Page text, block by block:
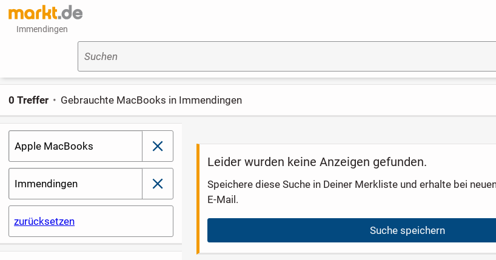
Immendingen
Suchen
Apple MacBooks schließen
Immendingen schließen
zurücksetzen
0 Treffer Gebrauchte MacBooks in Immendingen
Leider wurden keine Anzeigen gefunden.
Speichere diese Suche in Deiner Merkliste und erhalte bei
E-Mail.
Suche speichern